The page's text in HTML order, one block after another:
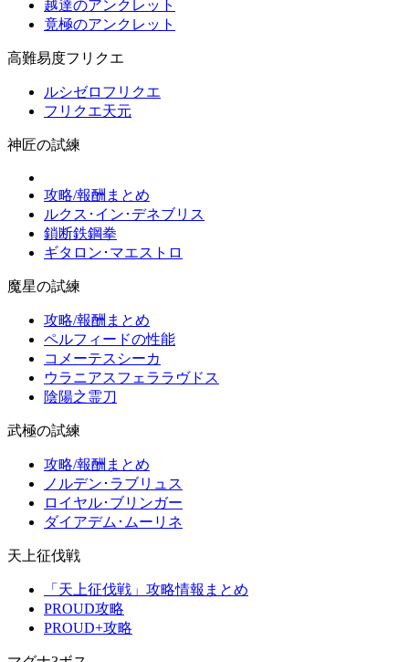
越達のアンクレット
竟極のアンクレット
高難易度フリクエ
ルシゼロフリクエ
フリクエ天元
神匠の試練
攻略/報酬まとめ
ルクス･イン･デネブリス
鎖断鉄鋼拳
ギタロン･マエストロ
魔星の試練
攻略/報酬まとめ
ペルフィードの性能
コメーテスシーカ
ウラニアスフェララヴドス
陰陽之霊刀
武極の試練
攻略/報酬まとめ
ノルデン･ラブリュス
ロイヤル･ブリンガー
ダイアデム･ムーリネ
天上征伐戦
「天上征伐戦」攻略情報まとめ
PROUD攻略
PROUD+攻略